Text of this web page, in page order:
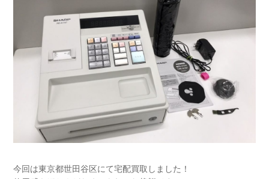
今回は東京都世田谷区にて宅配買取しました！